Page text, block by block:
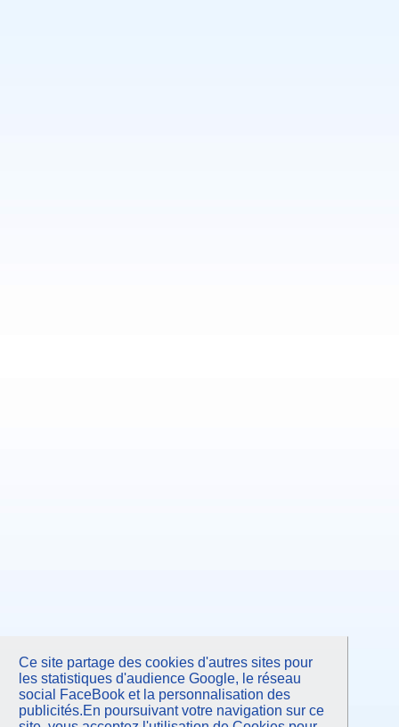
Ce site partage des cookies d'autres sites pour
les statistiques d'audience Google, le réseau
social FaceBook et la personnalisation des
publicités.En poursuivant votre navigation sur ce